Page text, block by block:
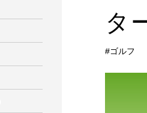
タ
ゴルフ